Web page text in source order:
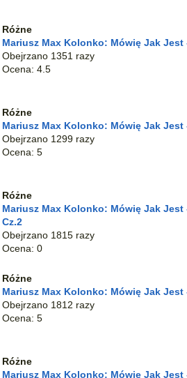
Różne
Mariusz Max Kolonko: Mówię Jak Jest
Obejrzano 1351 razy
Ocena: 4.5
Różne
Mariusz Max Kolonko: Mówię Jak Jest
Obejrzano 1299 razy
Ocena: 5
Różne
Mariusz Max Kolonko: Mówię Jak Jest
Cz.2
Obejrzano 1815 razy
Ocena: 0
Różne
Mariusz Max Kolonko: Mówię Jak
Obejrzano 1812 razy
Ocena: 5
Różne
Mariusz Max Kolonko: Mówię Jak Jest